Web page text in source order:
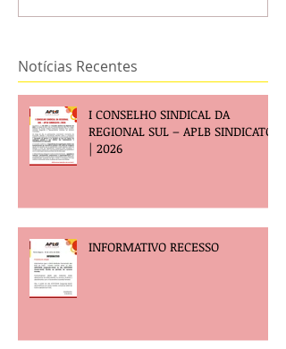
Notícias Recentes
I CONSELHO SINDICAL DA
REGIONAL SUL – APLB SINDICATO
| 2026
INFORMATIVO RECESSO